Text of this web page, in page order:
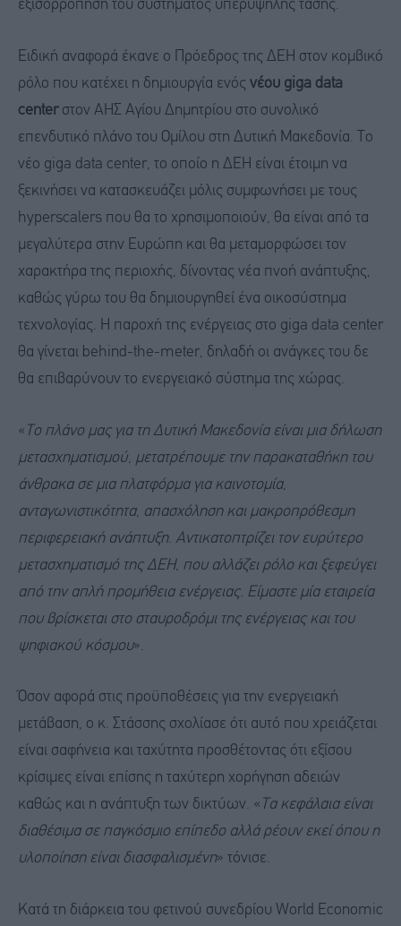
εξισορρόπηση του συστήματος υπερυψηλής τάσης.
Ειδική αναφορά έκανε ο Πρόεδρος της ΔΕΗ στον κομβικό
ρόλο που κατέχει η δημιουργία ενός νέου giga data
center στον ΑΗΣ Αγίου Δημητρίου στο συνολικό
επενδυτικό πλάνο του Ομίλου στη Δυτική Μακεδονία. Το
νέο giga data center, το οποίο η ΔΕΗ είναι έτοιμη να
ξεκινήσει να κατασκευάζει μόλις συμφωνήσει με τους
hyperscalers που θα το χρησιμοποιούν, θα είναι από τα
μεγαλύτερα στην Ευρώπη και θα μεταμορφώσει τον
χαρακτήρα της περιοχής, δίνοντας νέα πνοή ανάπτυξης,
καθώς γύρω του θα δημιουργηθεί ένα οικοσύστημα
τεχνολογίας. Η παροχή της ενέργειας στο giga data center
θα γίνεται behind-the-meter, δηλαδή οι ανάγκες του δε
θα επιβαρύνουν το ενεργειακό σύστημα της χώρας.
« Το πλάνο μας για τη Δυτική Μακεδονία είναι μια δήλωση
μετασχηματισμού, μετατρέπουμε την παρακαταθήκη του
άνθρακα σε μια πλατφόρμα για καινοτομία,
ανταγωνιστικότητα, απασχόληση και μακροπρόθεσμη
περιφερειακή ανάπτυξη. Αντικατοπτρίζει τον ευρύτερο
μετασχηματισμό της ΔΕΗ, που αλλάζει ρόλο και ξεφεύγει
από την απλή προμήθεια ενέργειας. Είμαστε μία εταιρεία
που βρίσκεται στο σταυροδρόμι της ενέργειας και του
ψηφιακού κόσμου».
Όσον αφορά στις προϋποθέσεις για την ενεργειακή
μετάβαση, ο κ. Στάσσης σχολίασε ότι αυτό που χρειάζεται
είναι σαφήνεια και ταχύτητα προσθέτοντας ότι εξίσου
κρίσιμες είναι επίσης η ταχύτερη χορήγηση αδειών
καθώς και η ανάπτυξη των δικτύων. « Τα κεφάλαια είναι
διαθέσιμα σε παγκόσμιο επίπεδο αλλά ρέουν εκεί όπου η
υλοποίηση είναι διασφαλισμένη» τόνισε.
Κατά τη διάρκεια του φετινού συνεδρίου World Economic